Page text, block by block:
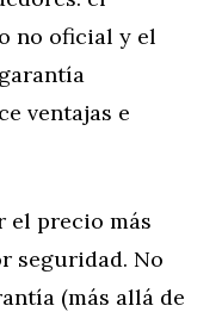
no oficial y el
ventajas e
el precio más
seguridad. No
(más allá de